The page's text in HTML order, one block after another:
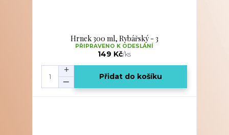
Hrnek 300 ml, Rybářský - 3
149 Kč/ks
PŘIPRAVENO K ODESLÁNÍ
Přidat do košíku